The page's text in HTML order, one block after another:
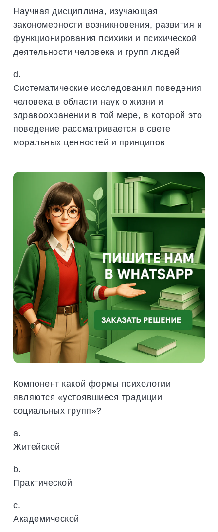
Научная дисциплина, изучающая
закономерности возникновения, развития и
функционирования психики и психической
деятельности человека и групп людей
d.
Систематические исследования поведения
человека в области наук о жизни и
здравоохранении в той мере, в которой это
поведение рассматривается в свете
моральных ценностей и принципов
Компонент какой формы психологии
являются «устоявшиеся традиции
социальных групп»?
a.
Житейской
b.
Практической
c.
Академической